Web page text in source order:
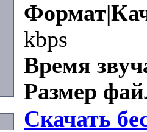
kbps
Время
Размер
Скачать